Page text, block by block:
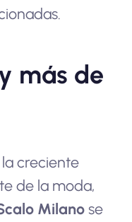
más de
creciente
de la moda,
Milanose